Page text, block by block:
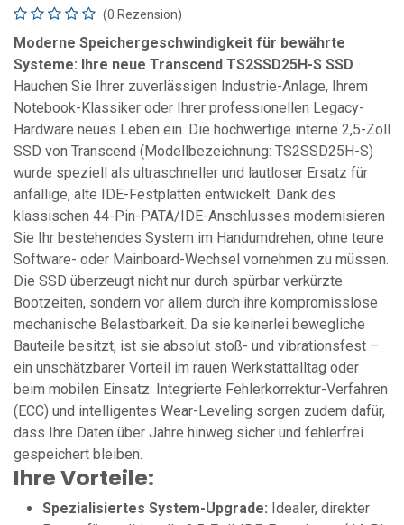
(0 Rezension)
Moderne Speichergeschwindigkeit für bewährte
Systeme: Ihre neue Transcend TS2SSD25H-S SSD
Hauchen Sie Ihrer zuverlässigen Industrie-Anlage, Ihrem
Notebook-Klassiker oder Ihrer professionellen Legacy-
Hardware neues Leben ein. Die hochwertige interne 2,5-Zoll
SSD von Transcend (Modellbezeichnung: TS2SSD25H-S)
wurde speziell als ultraschneller und lautloser Ersatz für
anfällige, alte IDE-Festplatten entwickelt. Dank des
klassischen 44-Pin-PATA/IDE-Anschlusses modernisieren
Sie Ihr bestehendes System im Handumdrehen, ohne teure
Software- oder Mainboard-Wechsel vornehmen zu müssen.
Die SSD überzeugt nicht nur durch spürbar verkürzte
Bootzeiten, sondern vor allem durch ihre kompromisslose
mechanische Belastbarkeit. Da sie keinerlei bewegliche
Bauteile besitzt, ist sie absolut stoß- und vibrationsfest –
ein unschätzbarer Vorteil im rauen Werkstattalltag oder
beim mobilen Einsatz. Integrierte Fehlerkorrektur-Verfahren
(ECC) und intelligentes Wear-Leveling sorgen zudem dafür,
dass Ihre Daten über Jahre hinweg sicher und fehlerfrei
gespeichert bleiben.
Ihre Vorteile:
Spezialisiertes System-Upgrade: Idealer, direkter